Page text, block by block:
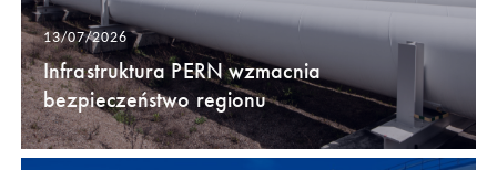
13/07/2026
Infrastruktura PERN wzmacnia
bezpieczeństwo regionu